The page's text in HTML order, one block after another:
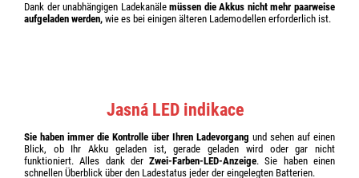
Dank der unabhängigen Ladekanälemüssen die Akkus nicht mehr paarweise
aufgeladen werden, wie es bei einigen älteren Lademodellen erforderlich ist.
Jasná LED indikace
Sie haben immer die Kontrolle über Ihren Ladevorgang und sehen auf einen
Blick, ob Ihr Akku geladen ist, gerade geladen wird oder gar nicht
funktioniert. Alles dank derZwei-Farben-LED-Anzeige.Sie haben einen
schnellen Überblick über den Ladestatus jeder der eingelegten Batterien.